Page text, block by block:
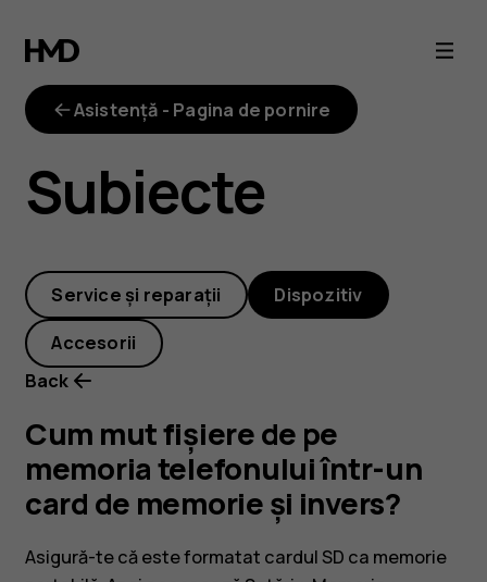
Cum
mut
fișiere
de
pe
memoria
telefonului
într-
un
Asistență - Pagina de pornire
Subiecte
Service și reparații Dispozitiv
Accesorii
Back
Cum mut fișiere de pe
memoria telefonului într-un
card de memorie și invers?
Asigură-te că este formatat cardul SD ca memorie